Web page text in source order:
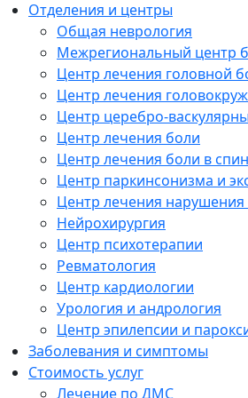
Отделения и центры
Общая неврология
Межрегиональный центр
Центр лечения головной
Центр лечения
Центр церебро-
Центр лечения боли
Центр лечения боли в
Центр паркинсонизма и
Центр лечения нарушения
Нейрохирургия
Центр психотерапии
Ревматология
Центр кардиологии
Урология и андрология
Центр эпилепсии и
Заболевания и симптомы
Стоимость услуг
Лечение по ДМС